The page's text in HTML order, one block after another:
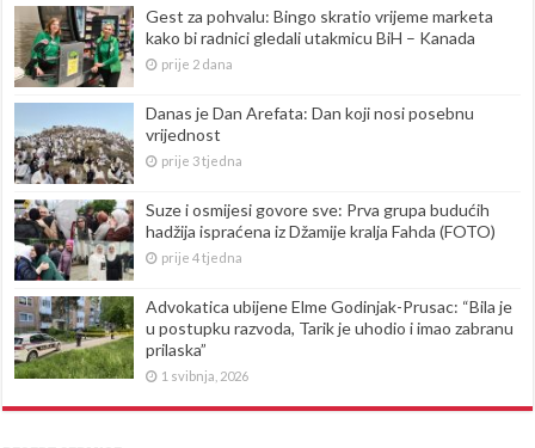
Gest za pohvalu: Bingo skratio vrijeme marketa
kako bi radnici gledali utakmicu BiH – Kanada
prije 2 dana
Danas je Dan Arefata: Dan koji nosi posebnu
vrijednost
prije 3 tjedna
Suze i osmijesi govore sve: Prva grupa budućih
hadžija ispraćena iz Džamije kralja Fahda (FOTO)
prije 4 tjedna
Advokatica ubijene Elme Godinjak-Prusac: “Bila je
u postupku razvoda, Tarik je uhodio i imao zabranu
prilaska”
1 svibnja, 2026